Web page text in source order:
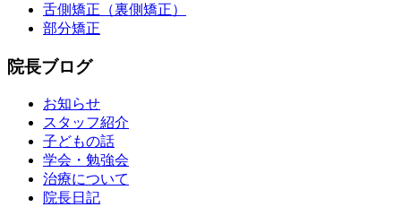
舌側矯正（裏側矯正）
部分矯正
院長ブログ
お知らせ
スタッフ紹介
子どもの話
学会・勉強会
治療について
院長日記